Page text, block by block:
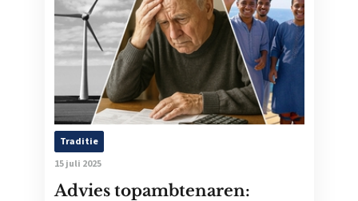
Traditie
15 juli 2025
Advies topambtenaren: